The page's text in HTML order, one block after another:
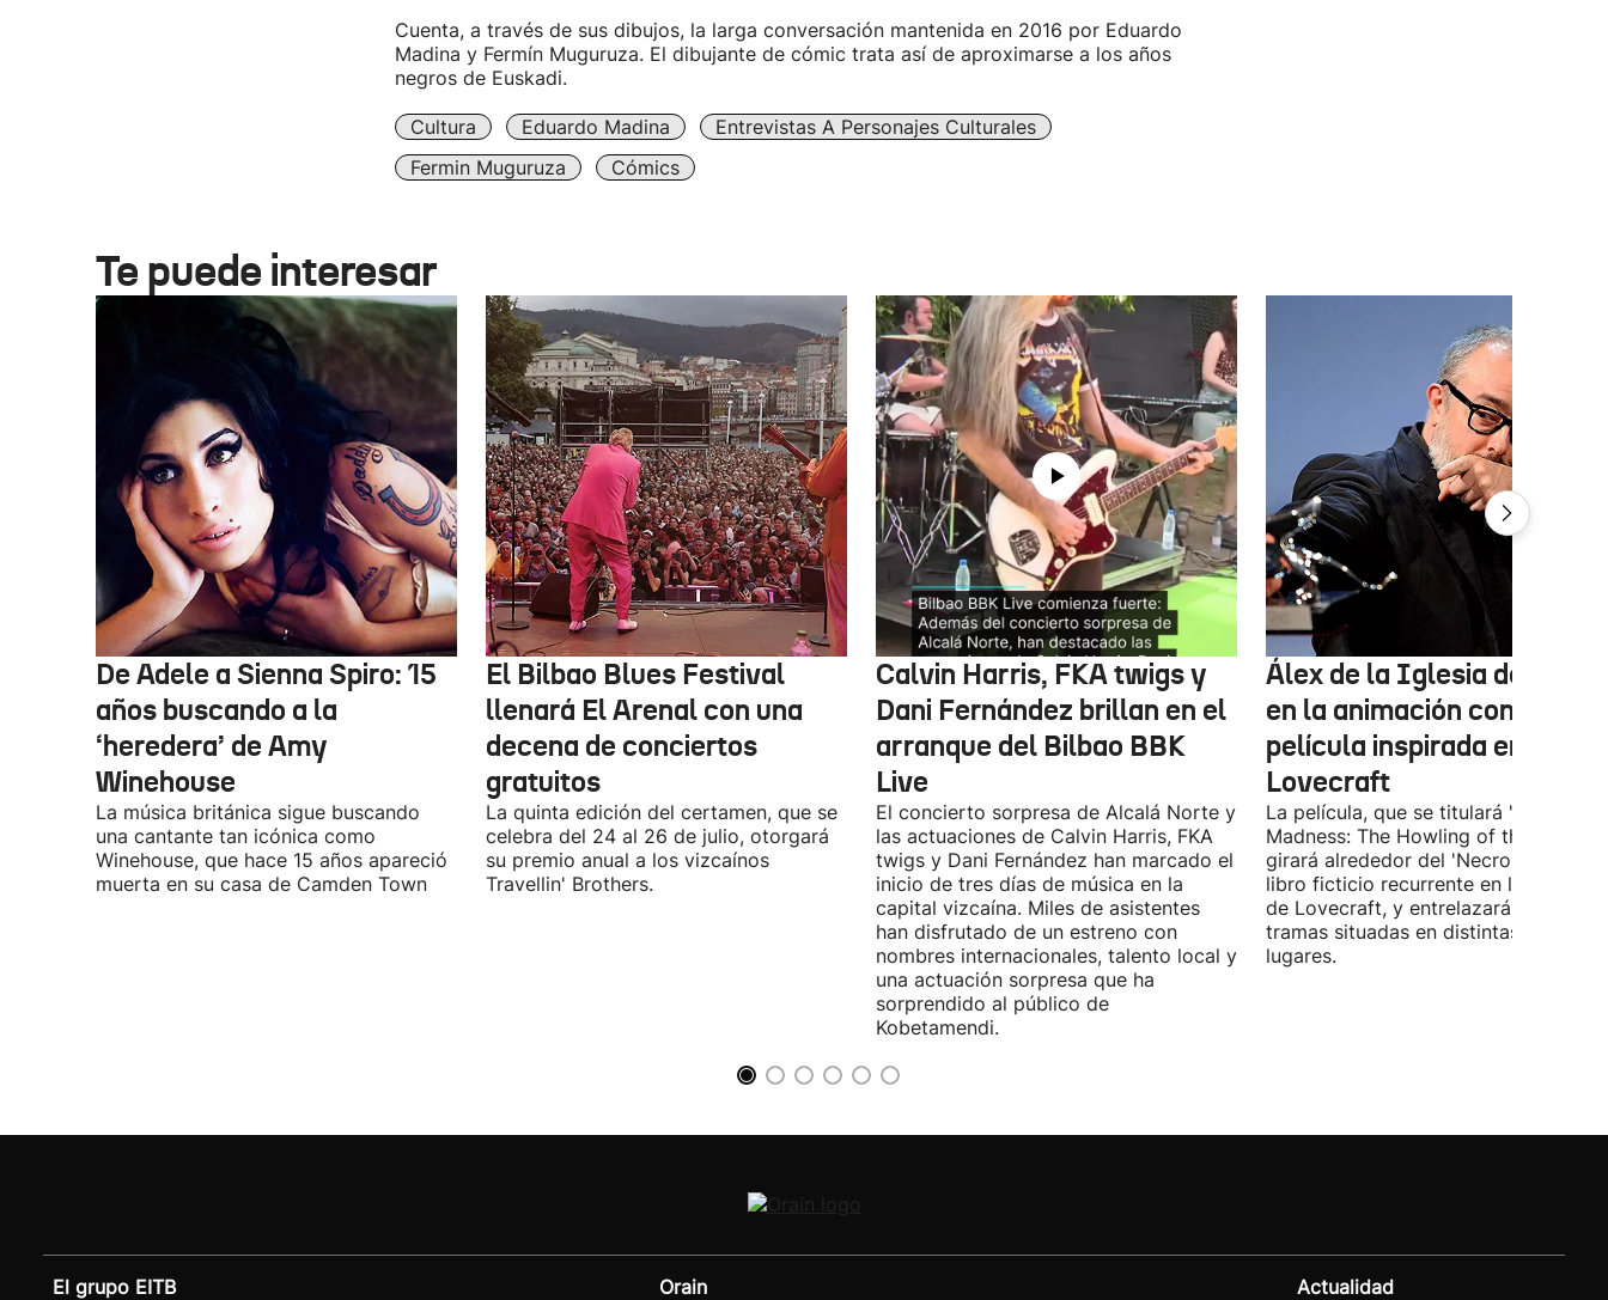
Cuenta, a través de sus dibujos, la larga conversación mantenida en 2016 por Eduardo
Madina y Fermín Muguruza. El dibujante de cómic trata así de aproximarse a los años
negros de Euskadi.
Cultura Eduardo Madina
Entrevistas A Personajes Culturales
Fermin Muguruza
Cómics
Te puede interesar
De Adele a Sienna Spiro: 15
años buscando a la
‘heredera’ de Amy
Winehouse
La música británica sigue buscando
una cantante tan icónica como
Winehouse, que hace 15 años apareció
muerta en su casa de Camden Town
El Bilbao Blues Festival
llenará El Arenal con una
decena de conciertos
gratuitos
La quinta edición del certamen, que se
celebra del 24 al 26 de julio, otorgará
su premio anual a los vizcaínos
Travellin' Brothers.
Calvin Harris, FKA twigs y
Dani Fernández brillan en el
arranque del Bilbao BBK
Live
El concierto sorpresa de Alcalá Norte y
las actuaciones de Calvin Harris, FKA
twigs y Dani Fernández han marcado el
inicio de tres días de música en la
capital vizcaína. Miles de asistentes
han disfrutado de un estreno con
nombres internacionales, talento local y
una actuación sorpresa que ha
sorprendido al público de
Kobetamendi.
Álex de la Iglesia debutará
en la animación con una
película inspirada en
Lovecraft
La película, que se titulará 'Ages of
Madness: The Howling of the Jinn',
girará alrededor del 'Necronomicón',
libro ficticio recurrente en los relatos
de Lovecraft, y entrelazará varias
tramas situadas en distintas épocas y
lugares.
El grupo EITB Orain Actualidad